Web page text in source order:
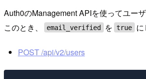
Auth0のManagement APIを使ってユーザ
このとき、
email_verified を true に
POST /api/v2/users